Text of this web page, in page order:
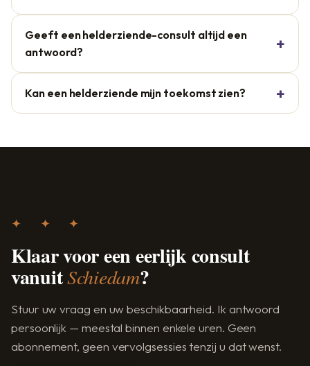
Geeft een helderziende-consult altijd een
antwoord?
Kan een helderziende mijn toekomst zien?
✦ ✦ ✦
Klaar voor een eerlijk consult
vanuitSchiedam?
Stuur uw vraag en uw beschikbaarheid. Ik antwoord
persoonlijk — meestal binnen enkele uren. Geen
abonnement, geen vervolgsessies tenzij u dat wenst.